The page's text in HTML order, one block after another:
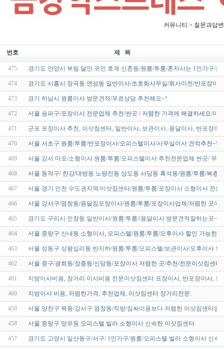
커뮤니티 > 질문과답변
번호 제 목
475 경기도 안양시 부림 달안 귀인 호계 신촌동/원룸/투룸/혼자사는 1인가구/
474 경기도 시흥시 장곡동 연성동 일반이사/초호화사무실/회사이전/반포장이
473 경기 하남시 원룸이사 방문견적/무료상담 추천해요~!
472 서울 송파구/포장이사 전문업체 추천/싼곳 / 저렴한 가격에 해결하세요/이
471 군포 포장이사 추천, 이삿짐센터, 일반이사, 보관이사, 용달이사, 반포장
470 서울 서초구 원룸/투룸/반포장이사/오피스텔이사/사무실이사 견적추천~!
469 서울 강서 마포/소형이사 원룸/투룸/오피스텔이사 추천전문업체 싼곳/ 무
468 서울 동작구/ 한강/대방동 노량진동 상도동 사당동 흑석동/원룸/투룸/복층
467 서울 경기 인천 수도권지역/이삿짐센터/원룸/투룸/포장이사 소형이사 전문
466 서울 강서구/염창동/용달짐포장이사/원룸/투룸/포장이사업체/저렴한 곳/추
465 경기도 구리시 인창동 일반이사/원룸/투룸//용달이사 방문견적잘하는곳~!
464 서울 중랑구 신내동 소형이사, 오피스텔/원룸/투룸/오후이사 할인 가능한
463 서울 성동구 상왕십리동 반지하/원룸/투룸/오피스텔/보관이사/오후이사
462 서울 중구/광희동/장충동/신당동/포장이사 저렴한 곳/추천/전문이삿짐센
461 지방이사비용, 장거리 이사비용 전문이삿짐센터 포장이사, 반포장이사,
460 지방이사 비용, 저렴한가격, 추천업체, 이삿짐센터 장거리전문.
459 서울 양천구 목동/강서구 염창동/직방/짐싸이용보다 저렴한 이삿짐센터
458 서울 중랑구 망우동 오피스텔 빌라 소형이사 신속한 이삿짐센터
457 경기도 고양시 일산동구/서구/ 1인가구/원룸/오피스텔 빌라 소형이사 신